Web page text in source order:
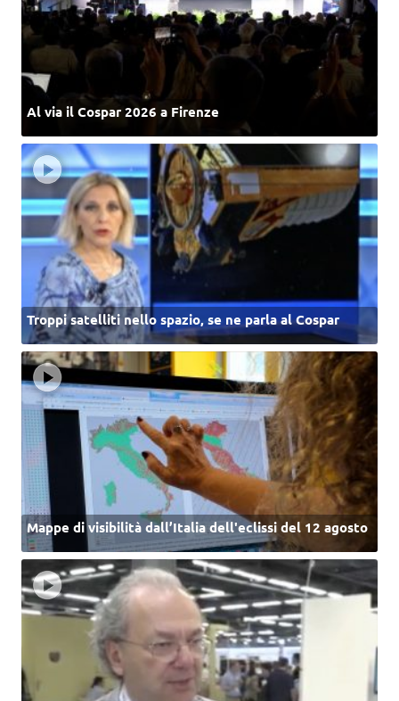
Al via il Cospar 2026 a Firenze
Troppi satelliti nello spazio, se ne parla al Cospar
Mappe di visibilità dall’Italia dell'eclissi del 12 agosto